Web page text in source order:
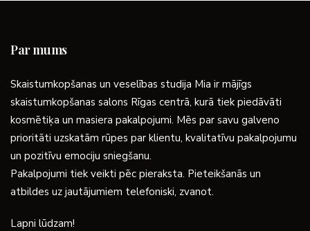
Par mums
Skaistumkopšanas un veselības studija Mia ir mājīgs
skaistumkopšanas salons Rīgas centrā, kurā tiek piedāvāti
kosmētiķa un masiera pakalpojumi. Mēs par savu galveno
prioritāti uzskatām rūpes par klientu, kvalitatīvu pakalpojumu
un pozitīvu emociju sniegšanu.
Pakalpojumi tiek veikti pēc pieraksta. Pieteikšanās un
atbildes uz jautājumiem telefoniski, zvanot.
Lapni lūdzam!